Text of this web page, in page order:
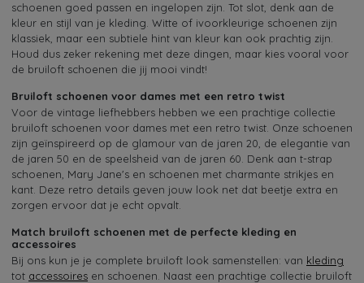
schoenen goed passen en ingelopen zijn. Tot slot, denk aan de
kleur en stijl van je kleding. Witte of ivoorkleurige schoenen zijn
klassiek, maar een subtiele hint van kleur kan ook prachtig zijn.
Houd dus zeker rekening met deze dingen, maar kies vooral voor
de bruiloft schoenen die jij mooi vindt!
Bruiloft schoenen voor dames met een retro twist
Voor de vintage liefhebbers hebben we een prachtige collectie
bruiloft schoenen voor dames met een retro twist. Onze schoenen
zijn geïnspireerd op de glamour van de jaren 20, de elegantie van
de jaren 50 en de speelsheid van de jaren 60. Denk aan t-strap
schoenen, Mary Jane's en schoenen met charmante strikjes en
kant. Deze retro details geven jouw look net dat beetje extra en
zorgen ervoor dat je echt opvalt.
Match bruiloft schoenen met de perfecte kleding en
accessoires
Bij ons kun je je complete bruiloft look samenstellen: van kleding
tot accessoires en schoenen. Naast een prachtige collectie bruiloft